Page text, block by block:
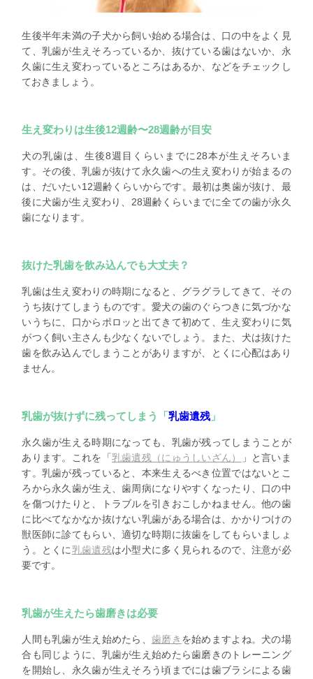
生後半年未満の子犬から飼い始める場合は、口の中をよく見
て、乳歯が生えそろっているか、抜けている歯はないか、永
久歯に生え変わっているところはあるか、などをチェックし
ておきましょう。
生え変わりは生後12週齢〜28週齢が目安
犬の乳歯は、生後8週目くらいまでに28本が生えそろいま
す。その後、乳歯が抜けて永久歯への生え変わりが始まるの
は、だいたい12週齢くらいからです。最初は奥歯が抜け、最
後に犬歯が生え変わり、28週齢くらいまでに全ての歯が永久
歯になります。
抜けた乳歯を飲み込んでも大丈夫？
乳歯は生え変わりの時期になると、グラグラしてきて、その
うち抜けてしまうものです。愛犬の歯のぐらつきに気づかな
いうちに、口からポロッと出てきて初めて、生え変わりに気
がつく飼い主さんも少なくないでしょう。また、犬は抜けた
歯を飲み込んでしまうことがありますが、とくに心配はあり
ません。
乳歯が抜けずに残ってしまう「乳歯遺残 」
永久歯が生える時期になっても、乳歯が残ってしまうことが
あります。これを「 乳歯遺残（にゅうしいざん）
」と言いま
す。乳歯が残っていると、本来生えるべき位置ではないとこ
ろから永久歯が生え、歯周病になりやすくなったり、口の中
を傷つけたりと、トラブルを引きおこしかねません。他の歯
に比べてなかなか抜けない乳歯がある場合は、かかりつけの
獣医師に診てもらい、適切な時期に抜歯をしてもらいましょ
う。とくに乳歯遺残は小型犬に多く見られるので、注意が必
要です。
乳歯が生えたら歯磨きは必要
人間も乳歯が生え始めたら、 歯磨き を始めますよね。犬の場
合も同じように、乳歯が生え始めたら歯磨きのトレーニング
を開始し、永久歯が生えそろう頃までには歯ブラシによる歯